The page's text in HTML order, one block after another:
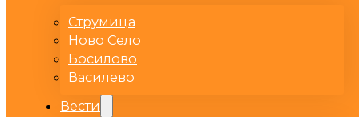
Струмица
Ново Село
Босилово
Василево
Вести